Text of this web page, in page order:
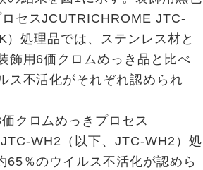
セスJCUTRICHROME JTC-
）処理品では、ステンレス材と
飾用6価クロムめっき品と比べ
ス不活化がそれぞれ認められ
クロムめっきプロセス
WH2（以下、JTC-WH2）処
65％のウイルス不活化が認めら